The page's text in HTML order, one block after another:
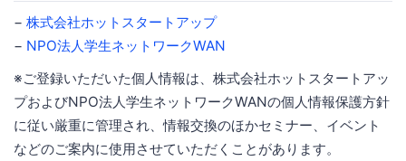
− 株式会社ホットスタートアップ
− NPO法人学生ネットワークWAN
※ご登録いただいた個人情報は、株式会社ホットスタートアッ
プおよびNPO法人学生ネットワークWANの個人情報保護方針
に従い厳重に管理され、情報交換のほかセミナー、イベント
などのご案内に使用させていただくことがあります。